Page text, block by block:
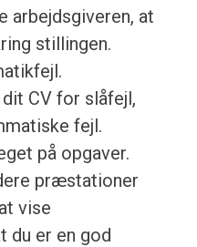
arbejdsgiveren, at
stillingen.
CV for slåfejl,
fejl.
på opgaver.
præstationer
vise
du er en god